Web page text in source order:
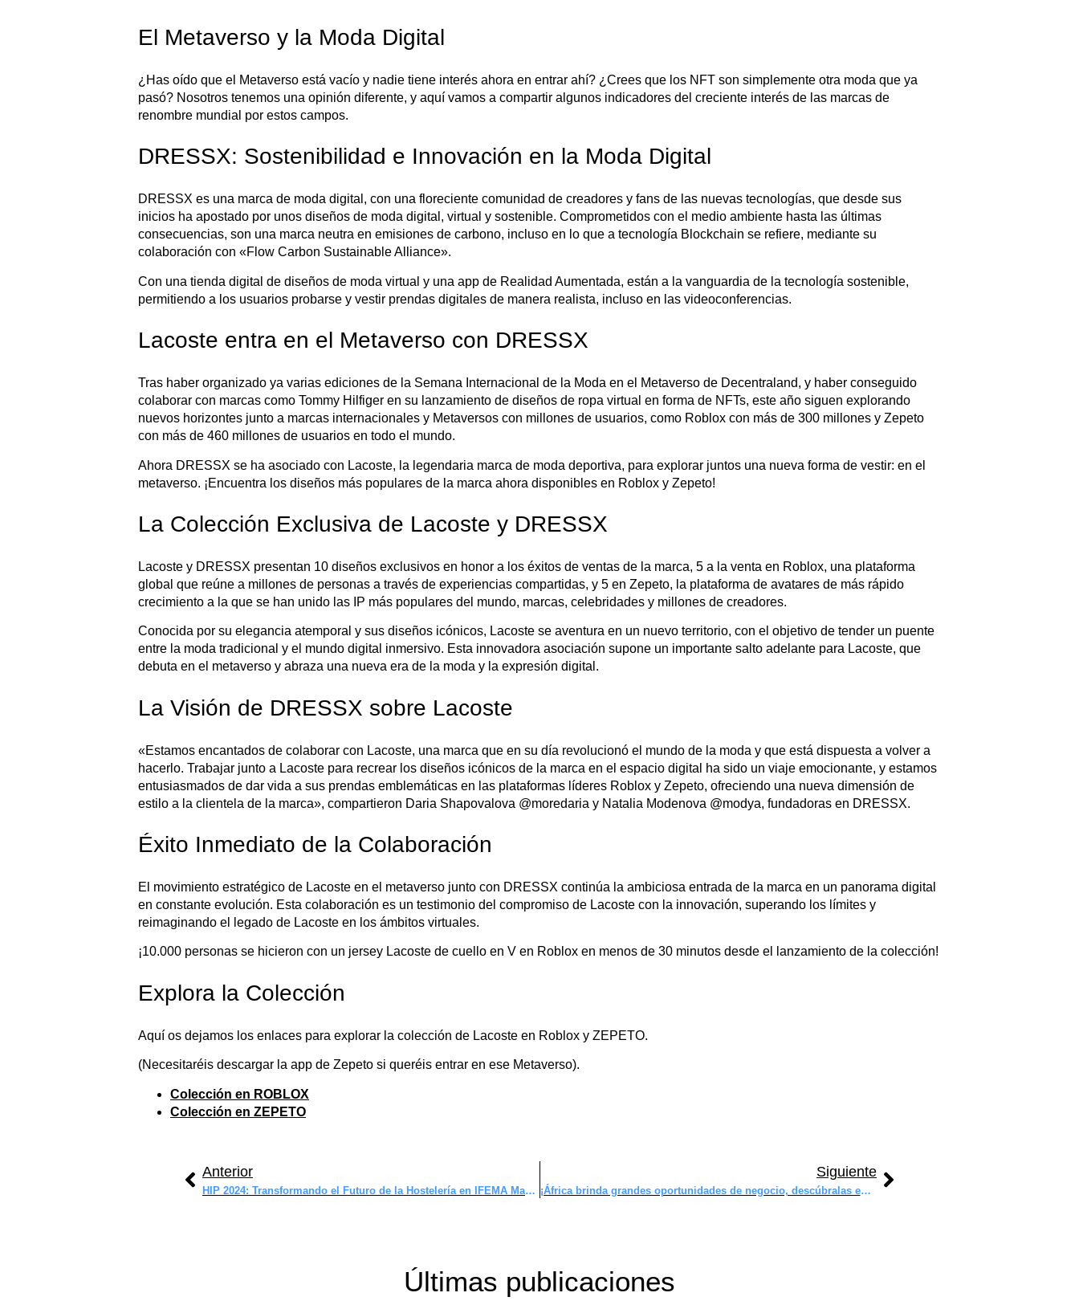
El Metaverso y la Moda Digital
¿Has oído que el Metaverso está vacío y nadie tiene interés ahora en entrar ahí? ¿Crees que los NFT son simplemente otra moda que ya
pasó? Nosotros tenemos una opinión diferente, y aquí vamos a compartir algunos indicadores del creciente interés de las marcas de
renombre mundial por estos campos.
DRESSX: Sostenibilidad e Innovación en la Moda Digital
DRESSX es una marca de moda digital, con una floreciente comunidad de creadores y fans de las nuevas tecnologías, que desde sus
inicios ha apostado por unos diseños de moda digital, virtual y sostenible. Comprometidos con el medio ambiente hasta las últimas
consecuencias, son una marca neutra en emisiones de carbono, incluso en lo que a tecnología Blockchain se refiere, mediante su
colaboración con «Flow Carbon Sustainable Alliance».
Con una tienda digital de diseños de moda virtual y una app de Realidad Aumentada, están a la vanguardia de la tecnología sostenible,
permitiendo a los usuarios probarse y vestir prendas digitales de manera realista, incluso en las videoconferencias.
Lacoste entra en el Metaverso con DRESSX
Tras haber organizado ya varias ediciones de la Semana Internacional de la Moda en el Metaverso de Decentraland, y haber conseguido
colaborar con marcas como Tommy Hilfiger en su lanzamiento de diseños de ropa virtual en forma de NFTs, este año siguen explorando
nuevos horizontes junto a marcas internacionales y Metaversos con millones de usuarios, como Roblox con más de 300 millones y Zepeto
con más de 460 millones de usuarios en todo el mundo.
Ahora DRESSX se ha asociado con Lacoste, la legendaria marca de moda deportiva, para explorar juntos una nueva forma de vestir: en el
metaverso. ¡Encuentra los diseños más populares de la marca ahora disponibles en Roblox y Zepeto!
La Colección Exclusiva de Lacoste y DRESSX
Lacoste y DRESSX presentan 10 diseños exclusivos en honor a los éxitos de ventas de la marca, 5 a la venta en Roblox, una plataforma
global que reúne a millones de personas a través de experiencias compartidas, y 5 en Zepeto, la plataforma de avatares de más rápido
crecimiento a la que se han unido las IP más populares del mundo, marcas, celebridades y millones de creadores.
Conocida por su elegancia atemporal y sus diseños icónicos, Lacoste se aventura en un nuevo territorio, con el objetivo de tender un puente
entre la moda tradicional y el mundo digital inmersivo. Esta innovadora asociación supone un importante salto adelante para Lacoste, que
debuta en el metaverso y abraza una nueva era de la moda y la expresión digital.
La Visión de DRESSX sobre Lacoste
«Estamos encantados de colaborar con Lacoste, una marca que en su día revolucionó el mundo de la moda y que está dispuesta a volver a
hacerlo. Trabajar junto a Lacoste para recrear los diseños icónicos de la marca en el espacio digital ha sido un viaje emocionante, y estamos
entusiasmados de dar vida a sus prendas emblemáticas en las plataformas líderes Roblox y Zepeto, ofreciendo una nueva dimensión de
estilo a la clientela de la marca», compartieron Daria Shapovalova @moredaria y Natalia Modenova @modya, fundadoras en DRESSX.
Éxito Inmediato de la Colaboración
El movimiento estratégico de Lacoste en el metaverso junto con DRESSX continúa la ambiciosa entrada de la marca en un panorama digital
en constante evolución. Esta colaboración es un testimonio del compromiso de Lacoste con la innovación, superando los límites y
reimaginando el legado de Lacoste en los ámbitos virtuales.
¡10.000 personas se hicieron con un jersey Lacoste de cuello en V en Roblox en menos de 30 minutos desde el lanzamiento de la colección!
Explora la Colección
Aquí os dejamos los enlaces para explorar la colección de Lacoste en Roblox y ZEPETO.
(Necesitaréis descargar la app de Zepeto si queréis entrar en ese Metaverso).
Colección en ROBLOX
Colección en ZEPETO
Anterior
HIP 2024: Transformando el Futuro de la Hostelería en IFEMA Madrid.
Siguiente
¡África brinda grandes oportunidades de negocio, descúbralas en GITEX AFRICA 2.024!
Últimas publicaciones